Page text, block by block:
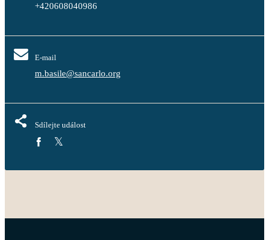
+420608040986
E-mail
m.basile@sancarlo.org
Sdílejte událost